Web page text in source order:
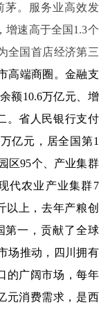
茅。服务业高效发
增速高于全国1.3个
全国首店经济第三
高端商圈。金融支
额10.6万亿元、增
。省人民银行支付
亿元，居全国第1
区95个、产业集群
代农业产业集群7
以上，去年产粮创
第一，贡献了全球
场推动，四川拥有
的广阔市场，每年
元消费需求，是西